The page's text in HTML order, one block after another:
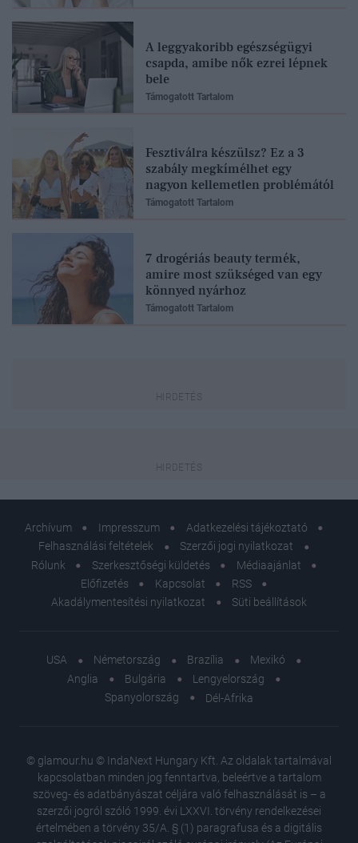
A leggyakoribb egészségügyi
csapda, amibe nők ezrei lépnek
bele
Támogatott Tartalom
Fesztiválra készülsz? Ez a 3
szabály megkímélhet egy
nagyon kellemetlen problémától
Támogatott Tartalom
7 drogériás beauty termék,
amire most szükséged van egy
könnyed nyárhoz
Támogatott Tartalom
Archívum Impresszum
Adatkezelési tájékoztató
Felhasználási feltételek
Szerzői jogi nyilatkozat
Rólunk
Szerkesztőségi küldetés
Médiaajánlat
Előfizetés
Kapcsolat
RSS
Akadálymentesítési nyilatkozat
Süti beállítások
USA Németország Brazília
Mexikó
Anglia
Bulgária
Lengyelország
Spanyolország
Dél-Afrika
© glamour.hu © IndaNext Hungary Kft. Az oldalak tartalmával
kapcsolatban minden jog fenntartva, beleértve a tartalom
szöveg- és adatbányászat céljára való felhasználását is – a
szerzői jogról szóló 1999. évi LXXVI. törvény rendelkezései
értelmében a törvény 35/A. § (1) paragrafusa és a digitális